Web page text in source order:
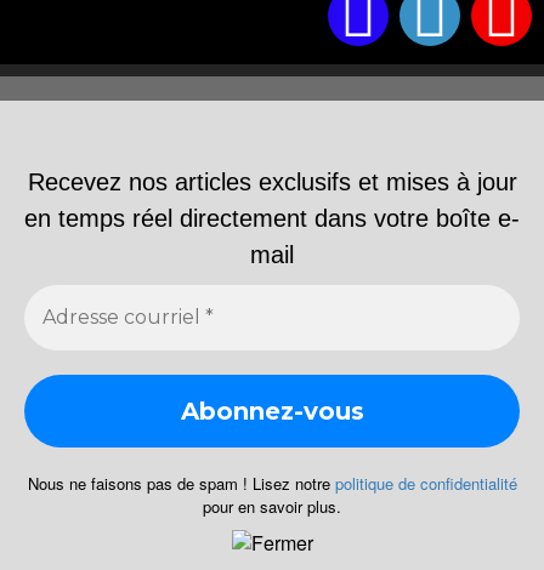
Recevez nos articles exclusifs et mises à jour
en temps réel directement dans votre boîte e-
mail
Nous ne faisons pas de spam ! Lisez notre politique de confidentialité
pour en savoir plus.